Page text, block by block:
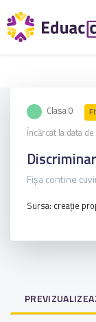
Clasa 0
Încărcat la data
Fișa contine
Sursa: creație